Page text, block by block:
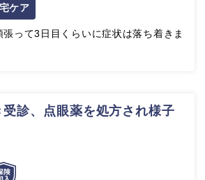
ケア
って3日目くらいに症状は落ち着きま
受診、点眼薬を処方され様子